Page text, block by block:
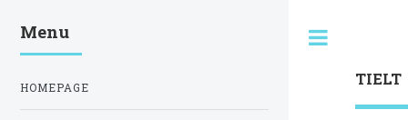
TIELT
Menu
HOMEPAGE